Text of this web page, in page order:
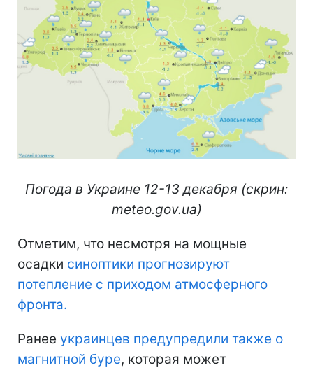
Погода в Украине 12-13 декабря (скрин:
meteo.gov.ua)
Отметим, что несмотря на мощные
осадки синоптики прогнозируют
потепление с приходом атмосферного
фронта.
Ранее украинцев предупредили также о
магнитной буре, которая может